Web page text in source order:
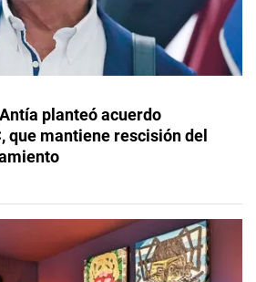
planteó acuerdo
que mantiene rescisión del